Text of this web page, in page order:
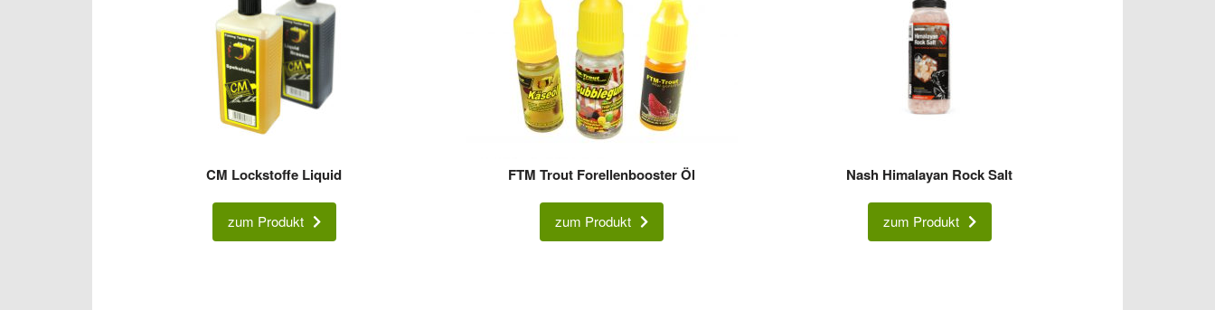
CM Lockstoffe Liquid
zum Produkt
FTM Trout Forellenbooster Öl
zum Produkt
Nash Himalayan Rock Salt
zum Produkt